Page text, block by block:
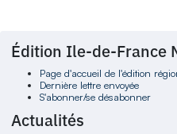
Édition Ile-de-France
Page d'accueil de l'édition
Dernière lettre envoyée
S'abonner/se désabonner
Actualités